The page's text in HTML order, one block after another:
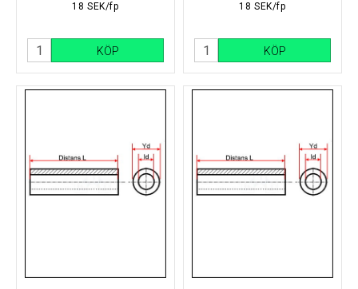
18 SEK/fp
KÖP
18 SEK/fp
KÖP